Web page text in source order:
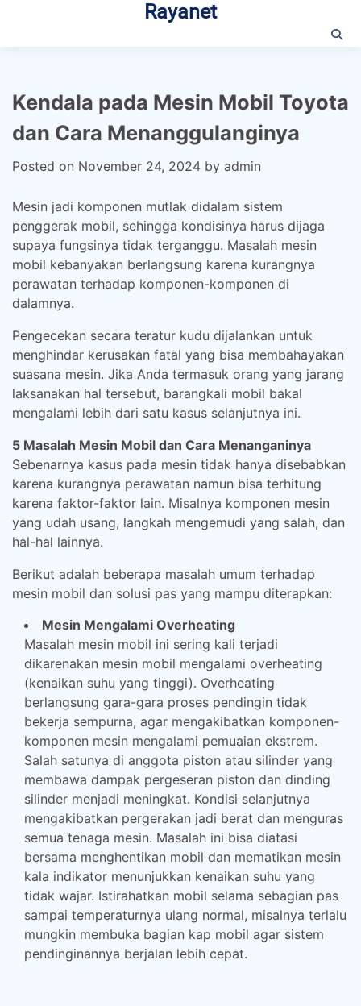
content
Rayanet
Kendala pada Mesin Mobil Toyota
dan Cara Menanggulanginya
Posted on November 24, 2024 by admin
Mesin jadi komponen mutlak didalam sistem
penggerak mobil, sehingga kondisinya harus dijaga
supaya fungsinya tidak terganggu. Masalah mesin
mobil kebanyakan berlangsung karena kurangnya
perawatan terhadap komponen-komponen di
dalamnya.
Pengecekan secara teratur kudu dijalankan untuk
menghindar kerusakan fatal yang bisa membahayakan
suasana mesin. Jika Anda termasuk orang yang jarang
laksanakan hal tersebut, barangkali mobil bakal
mengalami lebih dari satu kasus selanjutnya ini.
5 Masalah Mesin Mobil dan Cara Menanganinya
Sebenarnya kasus pada mesin tidak hanya disebabkan
karena kurangnya perawatan namun bisa terhitung
karena faktor-faktor lain. Misalnya komponen mesin
yang udah usang, langkah mengemudi yang salah, dan
hal-hal lainnya.
Berikut adalah beberapa masalah umum terhadap
mesin mobil dan solusi pas yang mampu diterapkan:
Mesin Mengalami Overheating
Masalah mesin mobil ini sering kali terjadi
dikarenakan mesin mobil mengalami overheating
(kenaikan suhu yang tinggi). Overheating
berlangsung gara-gara proses pendingin tidak
bekerja sempurna, agar mengakibatkan komponen-
komponen mesin mengalami pemuaian ekstrem.
Salah satunya di anggota piston atau silinder yang
membawa dampak pergeseran piston dan dinding
silinder menjadi meningkat. Kondisi selanjutnya
mengakibatkan pergerakan jadi berat dan menguras
semua tenaga mesin. Masalah ini bisa diatasi
bersama menghentikan mobil dan mematikan mesin
kala indikator menunjukkan kenaikan suhu yang
tidak wajar. Istirahatkan mobil selama sebagian pas
sampai temperaturnya ulang normal, misalnya terlalu
mungkin membuka bagian kap mobil agar sistem
pendinginannya berjalan lebih cepat.